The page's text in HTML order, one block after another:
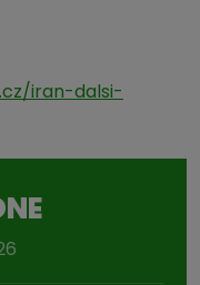
iran-dalsi-